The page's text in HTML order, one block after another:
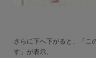
さらに下へ下がると、「こ
す」が表示。